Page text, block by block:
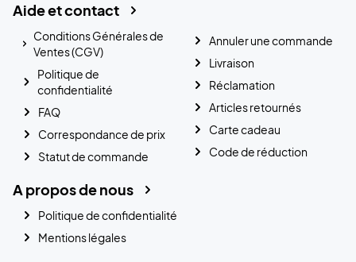
Aide et contact
Conditions Générales de
Ventes (CGV)
Politique de
confidentialité
FAQ
Correspondance de prix
Statut de commande
Annuler une commande
Livraison
Réclamation
Articles retournés
Carte cadeau
Code de réduction
A propos de nous
Politique de confidentialité
Mentions légales